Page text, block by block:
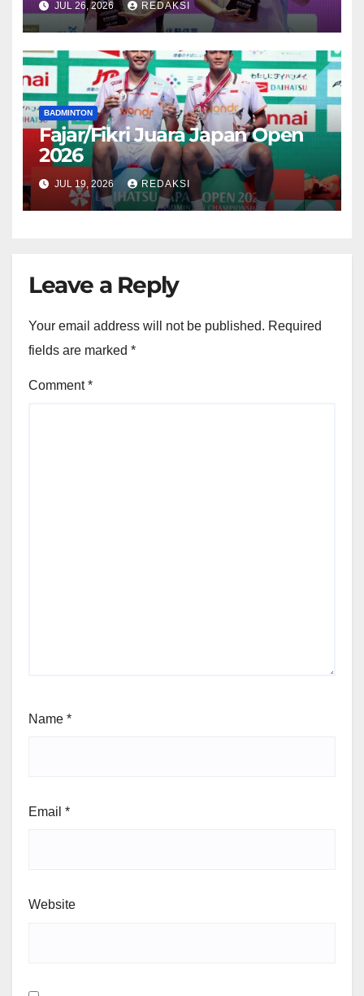
JUL 26, 2026 REDAKSI
BADMINTON
Fajar/Fikri Juara Japan Open
2026
JUL 19, 2026 REDAKSI
Leave a Reply
Your email address will not be published. Required
fields are marked *
Comment*
Name *
Email *
Website